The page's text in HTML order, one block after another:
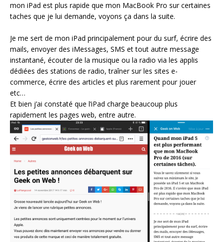
mon iPad est plus rapide que mon MacBook Pro sur certaines
taches que je lui demande, voyons ça dans la suite.
Je me sert de mon iPad principalement pour du surf, écrire des
mails, envoyer des iMessages, SMS et tout autre message
instantané, écouter de la musique ou la radio via les applis
dédiées des stations de radio, traîner sur les sites e-
commerce, écrire des articles et plus rarement pour jouer
etc…
Et bien j’ai constaté que l’iPad charge beaucoup plus
rapidement les pages web, entre autre.